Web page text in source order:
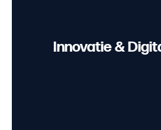
Innovatie &